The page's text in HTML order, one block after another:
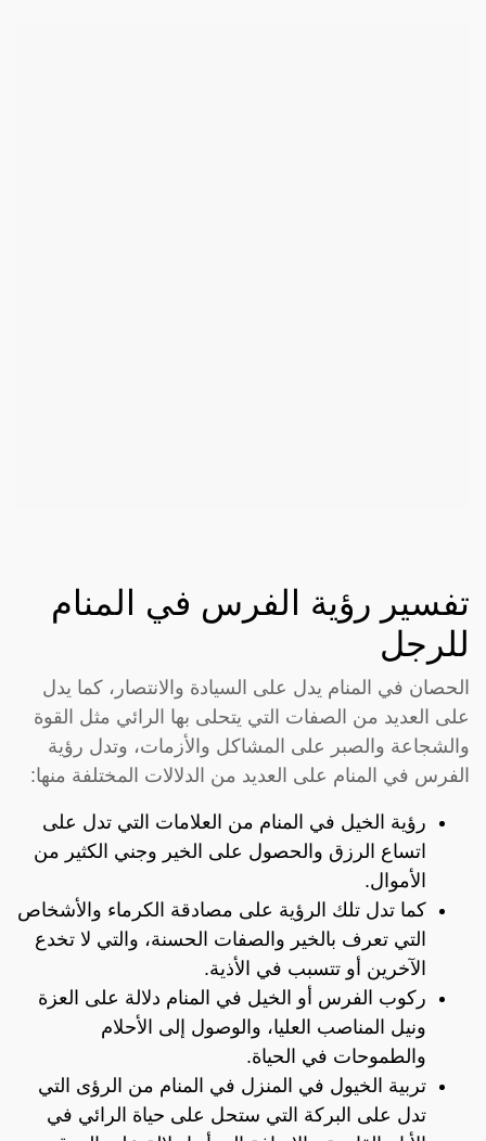
تفسير رؤية الفرس في المنام
للرجل
الحصان في المنام يدل على السيادة والانتصار، كما يدل
على العديد من الصفات التي يتحلى بها الرائي مثل القوة
والشجاعة والصبر على المشاكل والأزمات، وتدل رؤية
الفرس في المنام على العديد من الدلالات المختلفة منها:
رؤية الخيل في المنام من العلامات التي تدل على
اتساع الرزق والحصول على الخير وجني الكثير من
الأموال.
كما تدل تلك الرؤية على مصادقة الكرماء والأشخاص
التي تعرف بالخير والصفات الحسنة، والتي لا تخدع
الآخرين أو تتسبب في الأذية.
ركوب الفرس أو الخيل في المنام دلالة على العزة
ونيل المناصب العليا، والوصول إلى الأحلام
والطموحات في الحياة.
تربية الخيول في المنزل في المنام من الرؤى التي
تدل على البركة التي ستحل على حياة الرائي في